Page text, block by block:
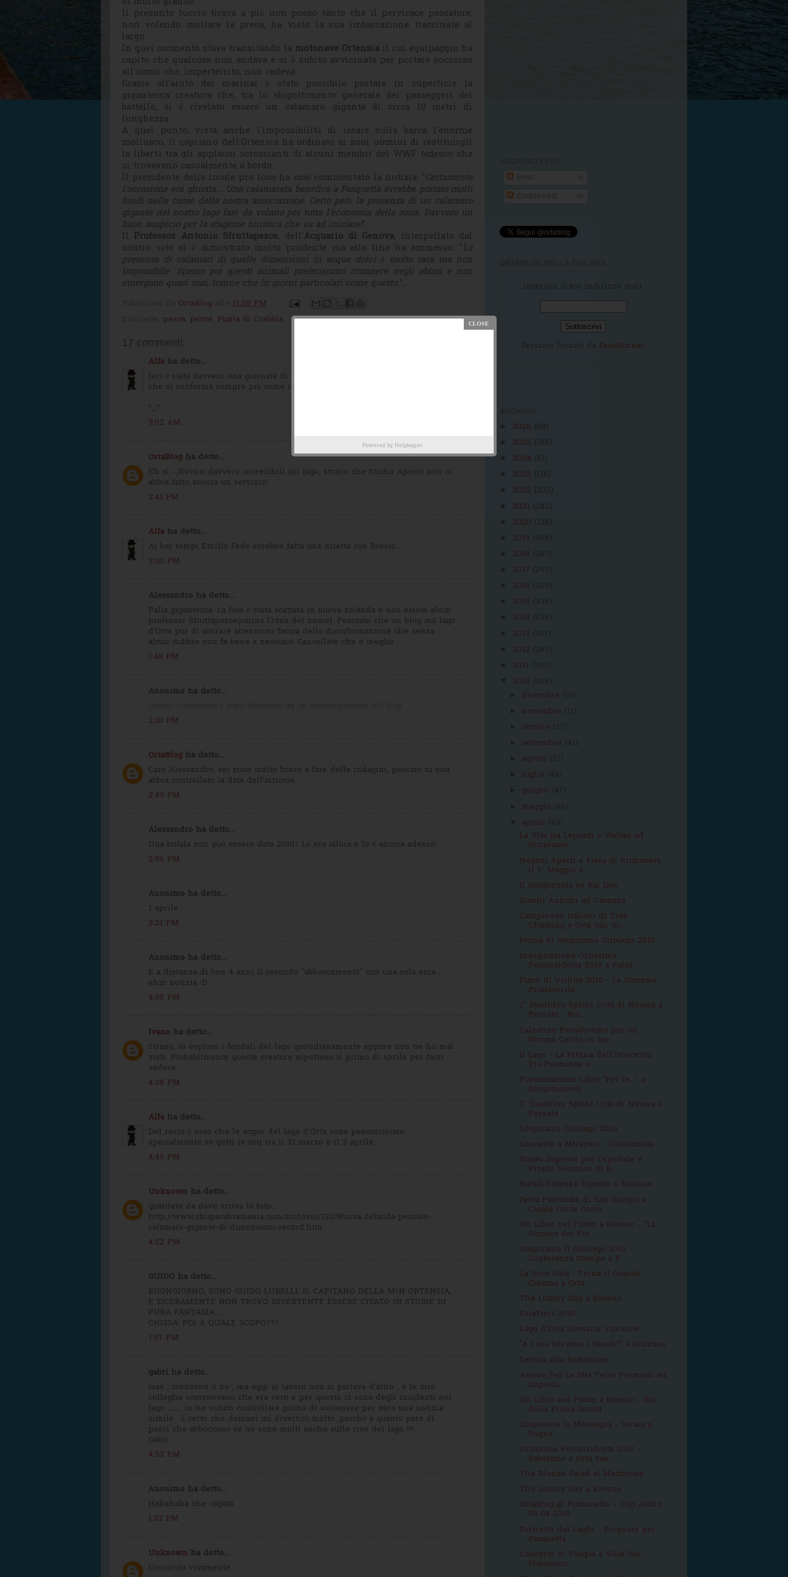
Il presunto luccio tirava a più non posso tanto che il pervicace pescatore,
non volendo mollare la presa, ha visto la sua imbarcazione trascinata al
largo.
In quel momento stava transitando la motonave Ortensia il cui equipaggio ha
capito che qualcosa non andava e si è subito avvicinata per portare soccorso
all'uomo che, imperterrito, non cedeva.
Grazie all'aiuto dei marinai è stato possibile portare in superficie la
gigantesca creatura che, tra lo sbigottimento generale dei passeggeri del
battello, si è rivelato essere un calamaro gigante di circa 10 metri di
lunghezza.
A quel punto, vista anche l'impossibilità di issare sulla barca l'enorme
mollusco, il capitano dell'Ortensia ha ordinato ai suoi uomini di restituirgli
la libertà tra gli applausi scroscianti di alcuni membri del WWF tedesco che
si trovavano casualmente a bordo.
Il presidente della locale pro loco ha così commentato la notizia: "Certamente
l'occasione era ghiotta... Una calamarata benefica a Pasquetta avrebbe portato molti
fondi nelle casse della nostra associazione. Certo però la presenza di un calamaro
gigante nel nostro lago farà da volano per tutta l'economia della zona. Davvero un
buon auspicio per la stagione turistica che va ad iniziare!".
Il Professor Antonio Sfruttapesce, dell'Acquario di Genova, interpellato dal
nostro sito si è dimostrato molto prudente ma alla fine ha ammesso: "La
presenza di calamari di quelle dimensioni in acque dolci è molto rara ma non
impossibile. Spesso poi questi animali preferiscono rimanere negli abissi e non
emergono quasi mai, tranne che in giorni particolari come questo. ".
OrtaBlog
11:55 PM
pesca pesce Punta di Crabbia
17 commenti:
Alfa ha detto...
Ieri è stata davvero una giornata di
che si conferma sempre più come un vero Lago dei Misteri!
^_^
9:02 AM
OrtaBlog ha detto...
Eh sì :-)Eventi davvero incredibili sul lago, strano che Studio Aperto non ci
abbia fatto ancora un servizio!
2:41 PM
Alfa ha detto...
Ai bei tempi Emilio Fede avrebbe fatto una diretta con Brosio...
3:00 PM
Alessandro ha detto...
Palla gigantesca. La foto è stata scattata in nuova zelanda e non esiste alcun
professor Sfruttapesce(carina l'idea del nome). Pecccato che un blog sul lago
d'Orta pur di attirare attenzioni faccia della disinformazione che senza
alcun dubbio non fa bene a nessuno! Cancellate che e meglio..
1:48 PM
Anonimo ha detto...
2:10 PM
OrtaBlog ha detto...
Caro Alessandro, sei stato molto bravo a fare delle indagini, peccato tu non
abbia controllato la data dell'articolo...
2:49 PM
Alessandro ha detto...
Una bufala non può essere data 2010? Lo era allora e lo è ancora adesso!
2:56 PM
Anonimo ha detto...
1 aprile
3:21 PM
Anonimo ha detto...
E a distanza di ben 4 anni il secondo "abboccamento" con una sola esca ...
ehm notizia :D
4:05 PM
Ivano ha detto...
Strano, io esploro i fondali del lago quotidianamente eppure non ne ho mai
visti. Probabilmente queste creature aspettano il primo di aprile per farsi
vedere.
4:38 PM
Alfa ha detto...
Del resto è noto che le acque del lago d'Orta sono pescosissime,
specialmente se getti le reti tra il 31 marzo e il 2 aprile...
4:49 PM
Unknown ha detto...
guardete da dove arriva la foto...
http://www.chupacabramania.com/archivio/132/Nuova-Zelanda-pescato-
calamaro-gigante-di-dimensioni-record.htm
4:52 PM
GUIDO ha detto...
BUONGIORNO, SONO GUIDO LUBELLI, IL CAPITANO DELLA M\N ORTENSIA,
E SICERAMENTE NON TROVO DIVERTENTE ESSERE CITATO IN STORIE DI
PURA FANTASIA.....
CHISSA' POI A QUALE SCOPO???
1:57 PM
gabri ha detto...
ciao , credeteci o no , ma oggi al lavoro non si parlava d'altro , e le mie
colleghe sostenevano che era vero e per questo ci sono degli incidenti nel
lago ........ io ho voluto controllare prima di sostenere per vero una notizia
simile . è certo che domani mi divertirò molto ,perchè a quanto pare di
pesci che abboccano ce ne sono molti anche sulle rive del lago !!!!
Gabri
4:53 PM
Anonimo ha detto...
Hahahaha che cagata
1:52 PM
Unknown ha detto...
Concordo vivamente
Powered byHelplogger
Post
Commenti
FeedBurner
2026
2025
2024
2023
2022
2021
2020
2019
2018
2017
2016
2015
2014
2013
2012
2011
2010
dicembre
novembre
ottobre
settembre
agosto
luglio
giugno
maggio
aprile
La Vita tra Leponti e Walser ad
Ornavasso
Negozi Aperti e Fiera di Primavera
il 1° Maggio a ...
Il Gorgonzola su Rai Due
Giochi Antichi ad Omegna
Campionati Italiani di Tree
Climbing a Orta San Gi...
Prima di Scopriamo Girolago 2010
Inaugurazione Ortissima
Percorsidorta 2010 a Palaz...
Punti di Vis(i)ta 2010 - La Giornata
Primaverile
1° Duathlon Sprint Città di Novara a
Pernate - Ris...
Calzature Portafortuna per un
Novara Calcio in Ser...
Il Lago - La Pittura dell'Ottocento
Tra Piemonte e...
Presentazione Libro "Per te..." a
Borgomanero
1° Duathlon Sprint Città di Novara a
Pernate
Scopriamo Girolago 2010
Concerto a Mirapuri - Coiromonte
Nuovi Ingressi per Ospedale e
Pronto Soccorso di B...
Natali Grunska Espone a Saronno
Festa Patronale di San Giorgio a
Casale Corte Cerro
Un Libro nel Piatto a Baveno - "La
Signora dei Fio...
Scopriamo Il Girolago 2010 -
Conferenza Stampa a P...
La Voce Sola - Torna il Grande
Cinema a Orta
The Luxury Day a Baveno
OrtaFiori 2010
Lago d'Orta Scenario Vincente
"A Cosa Servono i Giusti?" a Gozzano
Lettera alla Redazione
Amore Per La Mia Terra Premiato ad
Imperia
Un Libro nel Piatto a Baveno - Bis
della Prima Serata
Conoscere la Montagna - Serata a
Pogno
Ortissima Percorsidorta 2010 -
Rabarama a Orta San...
The Blonde Salad al Mottarone
The Luxury Day a Baveno
OrtaBlog @ Puntoradio - Clip Audio
03-04-2010
Distretto dei Laghi - Proposte per
Pasquetta
Concerto di Pasqua a Villa San
Francesco